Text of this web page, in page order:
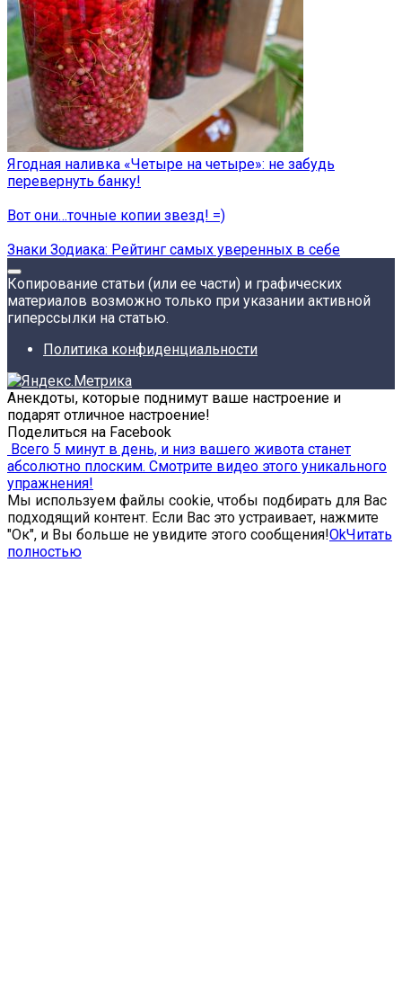
Ягодная наливка «Четыре на четыре»: не забудь
перевернуть банку!
Вот они…точные копии звезд! =)
Знаки Зодиака: Рейтинг самых уверенных в себе
Копирование статьи (или ее части) и графических
материалов возможно только при указании активной
гиперссылки на статью.
Политика конфиденциальности
Анекдоты, которые поднимут ваше настроение и
подарят отличное настроение!
Поделиться на Facebook
Всего 5 минут в день, и низ вашего живота станет
абсолютно плоским. Смотрите видео этого уникального
упражнения!
Мы используем файлы cookie, чтобы подбирать для Вас
подходящий контент. Если Вас это устраивает, нажмите
"Ок", и Вы больше не увидите этого сообщения!OkЧитать
полностью